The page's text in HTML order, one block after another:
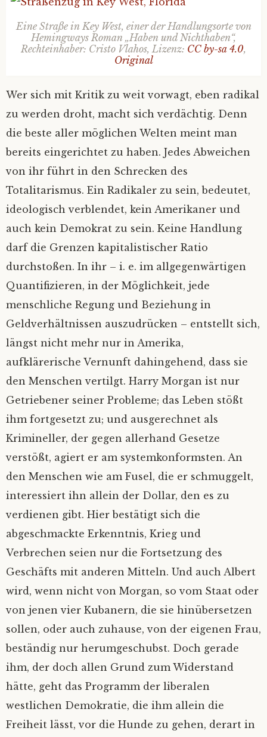
Eine Straße in Key West, einer der Handlungsorte von
Hemingways Roman „Haben und Nichthaben“,
Rechteinhaber: Cristo Vlahos, Lizenz: CC by-sa 4.0,
Original
Wer sich mit Kritik zu weit vorwagt, eben radikal
zu werden droht, macht sich verdächtig. Denn
die beste aller möglichen Welten meint man
bereits eingerichtet zu haben. Jedes Abweichen
von ihr führt in den Schrecken des
Totalitarismus. Ein Radikaler zu sein, bedeutet,
ideologisch verblendet, kein Amerikaner und
auch kein Demokrat zu sein. Keine Handlung
darf die Grenzen kapitalistischer Ratio
durchstoßen. In ihr – i. e. im allgegenwärtigen
Quantifizieren, in der Möglichkeit, jede
menschliche Regung und Beziehung in
Geldverhältnissen auszudrücken – entstellt sich,
längst nicht mehr nur in Amerika,
aufklärerische Vernunft dahingehend, dass sie
den Menschen vertilgt. Harry Morgan ist nur
Getriebener seiner Probleme; das Leben stößt
ihm fortgesetzt zu; und ausgerechnet als
Krimineller, der gegen allerhand Gesetze
verstößt, agiert er am systemkonformsten. An
den Menschen wie am Fusel, die er schmuggelt,
interessiert ihn allein der Dollar, den es zu
verdienen gibt. Hier bestätigt sich die
abgeschmackte Erkenntnis, Krieg und
Verbrechen seien nur die Fortsetzung des
Geschäfts mit anderen Mitteln. Und auch Albert
wird, wenn nicht von Morgan, so vom Staat oder
von jenen vier Kubanern, die sie hinübersetzen
sollen, oder auch zuhause, von der eigenen Frau,
beständig nur herumgeschubst. Doch gerade
ihm, der doch allen Grund zum Widerstand
hätte, geht das Programm der liberalen
westlichen Demokratie, die ihm allein die
Freiheit lässt, vor die Hunde zu gehen, derart in